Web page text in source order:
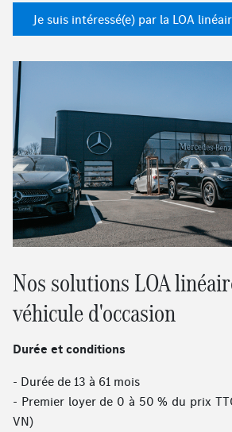
Je suis intéressé(e) par la LOA
Nos solutions LOA
véhicule d'occasion
Durée et conditions
- Durée de 13 à 61 mois
- Premier loyer de 0 à 50 % du prix
VN)